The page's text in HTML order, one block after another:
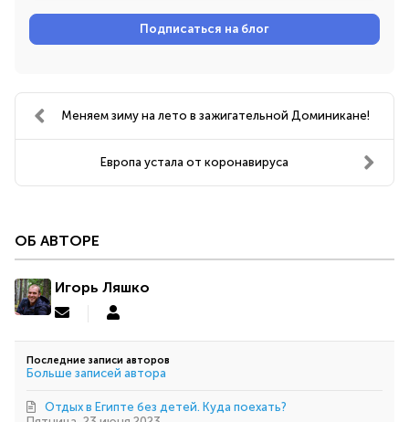
адрес
Подписаться на блог
Меняем зиму на лето в зажигательной Доминикане!
Европа устала от коронавируса
ОБ АВТОРЕ
Игорь Ляшко
Подписаться
обновление
автора
Игорь
Последние записи авторов
Больше записей автора
Отдых в Египте без детей. Куда поехать?